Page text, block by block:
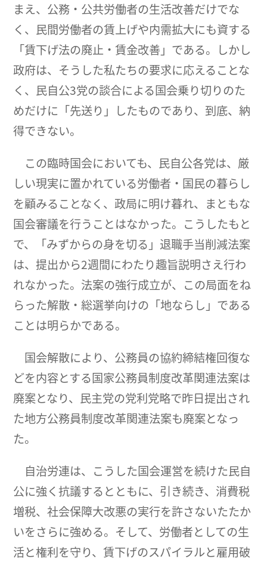
まえ、公務・公共労働者の生活改善だけでな
く、民間労働者の賃上げや内需拡大にも資する
「賃下げ法の廃止・賃金改善」である。しかし
政府は、そうした私たちの要求に応えることな
く、民自公3党の談合による国会乗り切りのた
めだけに「先送り」したものであり、到底、納
得できない。
この臨時国会においても、民自公各党は、厳
しい現実に置かれている労働者・国民の暮らし
を顧みることなく、政局に明け暮れ、まともな
国会審議を行うことはなかった。こうしたもと
で、「みずからの身を切る」退職手当削減法案
は、提出から2週間にわたり趣旨説明さえ行わ
れなかった。法案の強行成立が、この局面をね
らった解散・総選挙向けの「地ならし」である
ことは明らかである。
国会解散により、公務員の協約締結権回復な
どを内容とする国家公務員制度改革関連法案は
廃案となり、民主党の党利党略で昨日提出され
た地方公務員制度改革関連法案も廃案となっ
た。
自治労連は、こうした国会運営を続けた民自
公に強く抗議するとともに、引き続き、消費税
増税、社会保障大改悪の実行を許さないたたか
いをさらに強める。そして、労働者としての生
活と権利を守り、賃下げのスパイラルと雇用破